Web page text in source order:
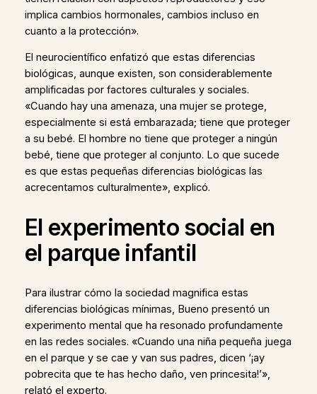
implica cambios hormonales, cambios incluso en
cuanto a la protección».
El neurocientífico enfatizó que estas diferencias
biológicas, aunque existen, son considerablemente
amplificadas por factores culturales y sociales.
«Cuando hay una amenaza, una mujer se protege,
especialmente si está embarazada; tiene que proteger
a su bebé. El hombre no tiene que proteger a ningún
bebé, tiene que proteger al conjunto. Lo que sucede
es que estas pequeñas diferencias biológicas las
acrecentamos culturalmente», explicó.
El experimento social en
el parque infantil
Para ilustrar cómo la sociedad magnifica estas
diferencias biológicas mínimas, Bueno presentó un
experimento mental que ha resonado profundamente
en las redes sociales. «Cuando una niña pequeña juega
en el parque y se cae y van sus padres, dicen ‘¡ay
pobrecita que te has hecho daño, ven princesita!’»,
relató el experto.